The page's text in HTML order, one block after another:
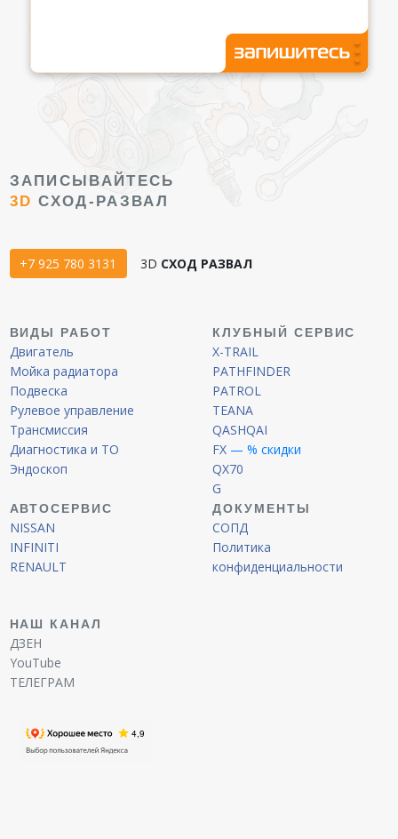
ЗАПИСЫВАЙТЕСЬ
3D СХОД-РАЗВАЛ
+7 925 780 3131 3D СХОД РАЗВАЛ
ВИДЫ РАБОТ
Двигатель
Мойка радиатора
Подвеска
Рулевое управление
Трансмиссия
Диагностика и ТО
Эндоскоп
КЛУБНЫЙ СЕРВИС
X-TRAIL
PATHFINDER
PATROL
TEANA
QASHQAI
FX — % скидки
QX70
G
АВТОСЕРВИС
NISSAN
INFINITI
RENAULT
ДОКУМЕНТЫ
СОПД
Политика
конфиденциальности
НАШ КАНАЛ
ДЗЕН
YouTube
ТЕЛЕГРАМ